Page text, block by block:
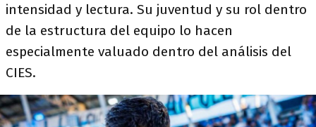
intensidad y lectura. Su juventud y su rol dentro
de la estructura del equipo lo hacen
especialmente valuado dentro del análisis del
CIES.